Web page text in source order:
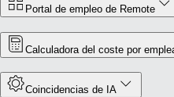
Portal de empleo de Remote
Calculadora del coste por
Coincidencias de IA